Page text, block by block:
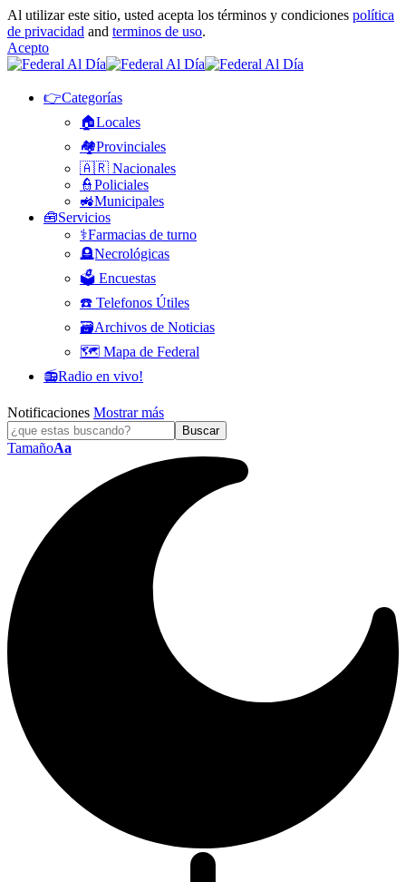
Al utilizar este sitio, usted acepta los términos y condiciones política
de privacidad and terminos de uso.
Acepto
👉Categorías
🏠Locales
🏘️Provinciales
🇦🇷 Nacionales
👮Policiales
🚜Municipales
🧰Servicios
⚕️Farmacias de turno
🪦Necrológicas
🗳️ Encuestas
☎️ Telefonos Útiles
🗃️Archivos de Noticias
🗺️ Mapa de Federal
📻Radio en vivo!
Notificaciones Mostrar más
TamañoAa